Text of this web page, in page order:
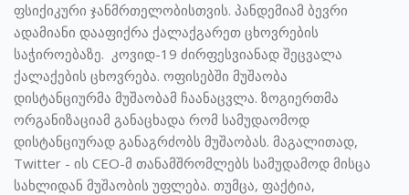
ფსიქიკური ჯანმრთელობისთვის. პანდემიამ ბევრი
ადამიანი დააფიქრა ქალაქგარეთ ცხოვრების
საჭიროებაზე. კოვიდ-19 ძირფესვიანად შეცვალა
ქალაქების ცხოვრება. ოფისებში მუშაობა
დისტანციურმა მუშაობამ ჩაანაცვლა. ზოგიერთმა
ორგანიზაციამ განაცხადა რომ სამუდაომოდ
დისტანციურად განაგრძობს მუშაობას. მაგალითად,
Twitter - ის CEO-მ თანამშრომლებს სამუდამოდ მისცა
სახლიდან მუშაობის უფლება. თუმცა, ფაქტია,